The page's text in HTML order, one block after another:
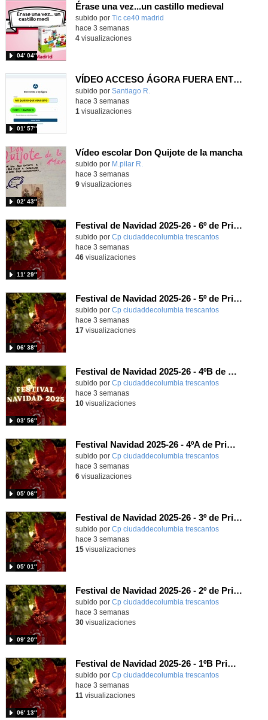
Érase una vez...un castillo medieval
subido por Tic ce40 madrid
04′ 04″
hace 3 semanas
4visualizaciones
VÍDEO ACCESO ÁGORA FUERA ENTORNO ESCUELA
Contenido educativo.
subido por Santiago R.
01′ 57″
hace 3 semanas
1 visualizaciones
Vídeo escolar Don Quijote de la mancha
Contenido educativo.
subido por M.pilar R.
02′ 43″
hace 3 semanas
9visualizaciones
Festival de Navidad 2025-26 - 6º de Primaria
subido por Cp ciudaddecolumbia trescantos
11′ 29″
-
hace 3 semanas
46visualizaciones
Festival de Navidad 2025-26 - 5º de Primaria
subido por Cp ciudaddecolumbia trescantos
06′ 38″
-
hace 3 semanas
17visualizaciones
Festival de Navidad 2025-26 - 4ºB de Primaria
subido por Cp ciudaddecolumbia trescantos
03′ 56″
-
hace 3 semanas
10visualizaciones
Festival Navidad 2025-26 - 4ºA de Primaria
subido por Cp ciudaddecolumbia trescantos
05′ 06″
-
hace 3 semanas
6visualizaciones
Festival de Navidad 2025-26 - 3º de Primaria
subido por Cp ciudaddecolumbia trescantos
05′ 01″
-
hace 3 semanas
15visualizaciones
Festival de Navidad 2025-26 - 2º de Primaria
subido por Cp ciudaddecolumbia trescantos
09′ 20″
-
hace 3 semanas
30visualizaciones
Festival de Navidad 2025-26 - 1ºB Primaria
subido por Cp ciudaddecolumbia trescantos
06′ 13″
-
hace 3 semanas
11 visualizaciones